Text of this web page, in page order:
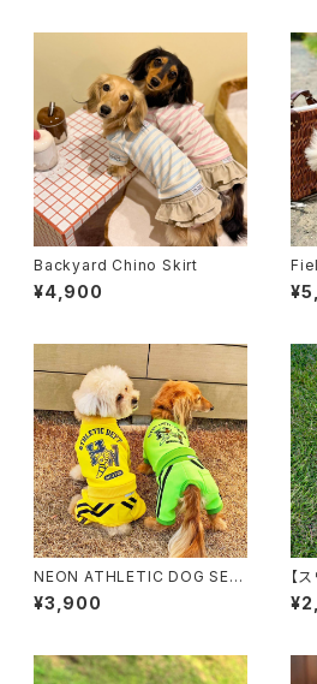
Backyard Chino Skirt
¥4,900
NEON ATHLETIC DOG SET
UP パンツ
¥3,900
【
ア
き